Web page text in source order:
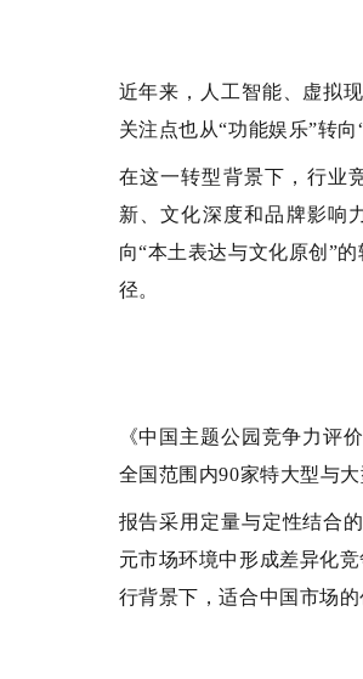
近年来，人工智能、虚拟
关注点也从“功能娱乐”转
在这一转型背景下，行业
新、文化深度和品牌影响
向“本土表达与文化原创”
径。
《中国主题公园竞争力评
全国范围内90家特大型与
报告采用定量与定性结合
元市场环境中形成差异化
行背景下，适合中国市场的